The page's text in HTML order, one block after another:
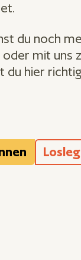
du noch
oder mit uns
du hier